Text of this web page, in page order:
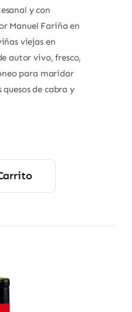
y con
Manuel Fariña en
viejas en
autor vivo, fresco,
para maridar
de cabra y